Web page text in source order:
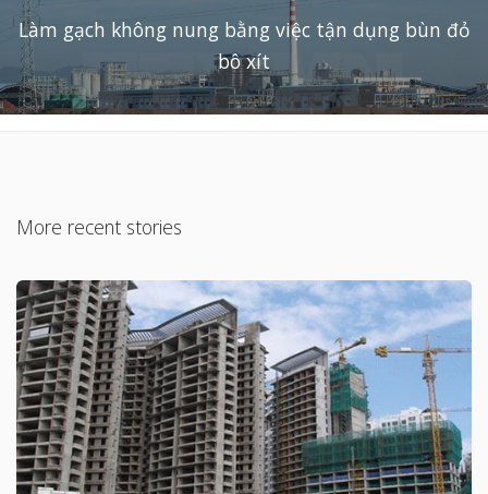
Làm gạch không nung bằng việc tận dụng bùn đỏ
bô xít
More recent stories